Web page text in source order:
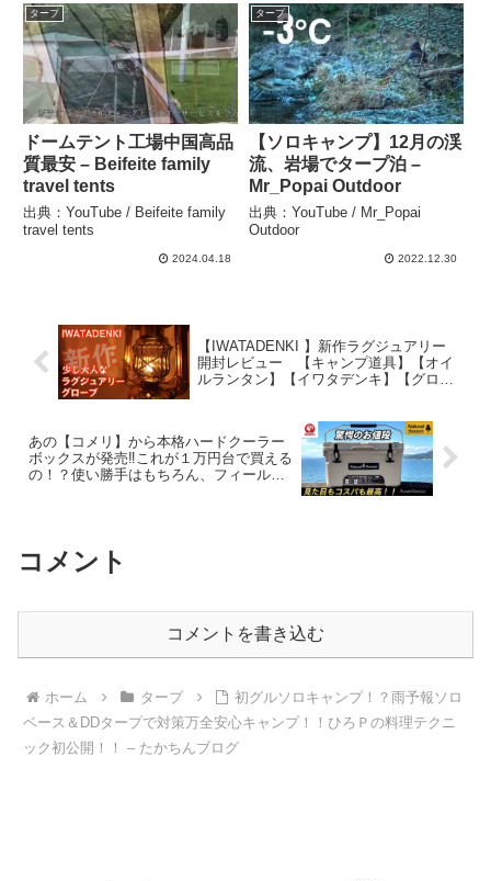
#Short #ショート –
akoakoa
タープ
ドームテント工場中国高品
質最安 – Beifeite family
travel tents
出典：YouTube / Beifeite family
travel tents
2024.04.18
タープ
【ソロキャンプ】12月の渓
流、岩場でタープ泊 –
Mr_Popai Outdoor
出典：YouTube / Mr_Popai
Outdoor
2022.12.30
【IWATADENKI 】新作ラグジュアリー
開封レビュー 【キャンプ道具】【オイ
ルランタン】【イワタデンキ】【グロー
あの【コメリ】から本格ハードクーラー
ボックスが発売‼︎これが１万円台で買える
の！？使い勝手はもちろん、フィールド
コメント
コメントを書き込む
ホーム タープ
初グルソロキャンプ！？雨予報ソロ
ベース＆DDタープで対策万全安心キャンプ！！ひろＰの料理テクニ
ック初公開！！ – たかちんブログ